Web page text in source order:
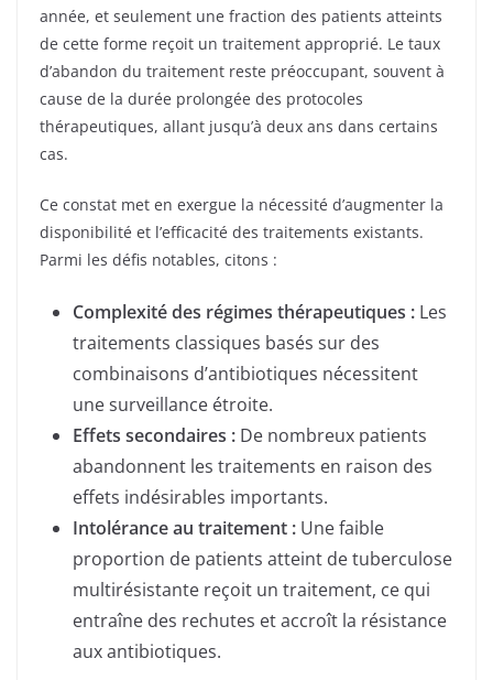
année, et seulement une fraction des patients atteints
de cette forme reçoit un traitement approprié. Le taux
d’abandon du traitement reste préoccupant, souvent à
cause de la durée prolongée des protocoles
thérapeutiques, allant jusqu’à deux ans dans certains
cas.
Ce constat met en exergue la nécessité d’augmenter la
disponibilité et l’efficacité des traitements existants.
Parmi les défis notables, citons :
Complexité des régimes thérapeutiques : Les
traitements classiques basés sur des
combinaisons d’antibiotiques nécessitent
une surveillance étroite.
Effets secondaires : De nombreux patients
abandonnent les traitements en raison des
effets indésirables importants.
Intolérance au traitement : Une faible
proportion de patients atteint de tuberculose
multirésistante reçoit un traitement, ce qui
entraîne des rechutes et accroît la résistance
aux antibiotiques.